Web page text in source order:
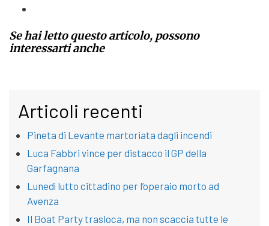
Se hai letto questo articolo, possono
interessarti anche
Articoli recenti
Pineta di Levante martoriata dagli incendi
Luca Fabbri vince per distacco il GP della
Garfagnana
Lunedì lutto cittadino per l’operaio morto ad
Avenza
Il Boat Party trasloca, ma non scaccia tutte le